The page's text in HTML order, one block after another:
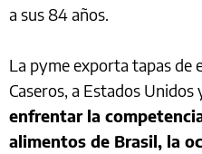
a sus 84 años.
La pyme exporta tapas de
Caseros, a Estados Unidos
enfrentar la
alimentos de Brasil, la